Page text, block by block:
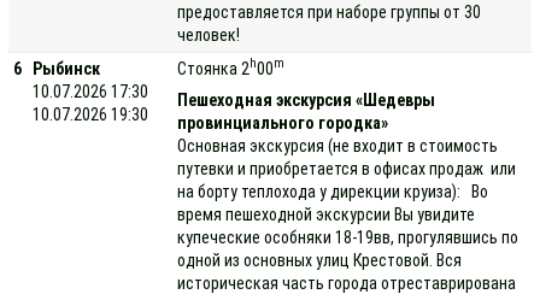
предоставляется при наборе группы от 30
человек!
6
Рыбинск
10.07.2026 17:30
10.07.2026 19:30
Стоянка 2 h00m
Пешеходная экскурсия «Шедевры
провинциального городка»
Основная экскурсия (не входит в стоимость
путевки и приобретается в офисах продаж или
на борту теплохода у дирекции круиза): Во
время пешеходной экскурсии Вы увидите
купеческие особняки 18-19вв, прогулявшись по
одной из основных улиц Крестовой. Вся
историческая часть города отреставрирована